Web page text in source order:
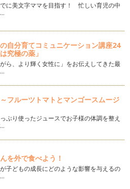
」というコラムを書きましたが、
められる…
たらいいの？
とはよくあること。 今日はいただ
み…
ごしたい。そう願っているはずな
怒りがバク…
もの
たの？お腹すいたの？おむつか
の気持ちを…
？
者会では「子どもの話を聴いてま
。ママに話…
に美文字ママを目指す！ 忙しい育児の中
の自分育てコミュニケーション講座24
究極の薬」
がら、より輝く女性に」をお伝えしてきた最
フルーツトマトとマンゴースムージ
ぷり使ったジュースでお子様の体調を整え
を外で食べよう！
子どもの成長にどのような影響を与えるの